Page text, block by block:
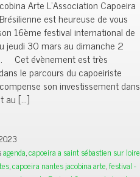
Arte L’Association Capoeira
est heureuse de vous
16ème festival international de
jeudi 30 mars au dimanche 2
Cet évènement est très
le parcours du capoeiriste
son investissement dans
au […]
agenda,capoeira a saint sébastien sur loire
,capoeira nantes jacobina arte,festival -